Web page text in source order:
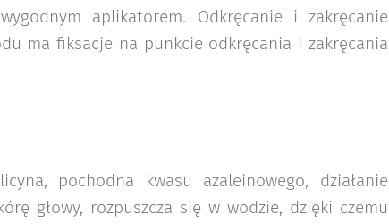
aplikatorem. Odkręcanie i zakręcanie
ma fiksacje na punkcie odkręcania i zakręcania
pochodna kwasu azaleinowego, działanie
głowy, rozpuszcza się w wodzie, dzięki czemu